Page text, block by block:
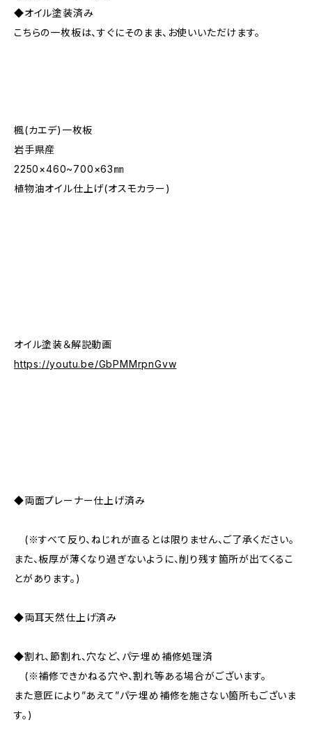
◆オイル塗装済み
こちらの一枚板は、すぐにそのまま、お使いいただけます。
楓(カエデ)一枚板
岩手県産
2250×460~700×63㎜
植物油オイル仕上げ(オスモカラー)
オイル塗装＆解説動画
https://youtu.be/GbPMMrpnGvw
◆両面プレーナー仕上げ済み
(※すべて反り、ねじれが直るとは限りません、ご了承ください。
また、板厚が薄くなり過ぎないように、削り残す箇所が出てくるこ
とがあります。)
◆両耳天然仕上げ済み
◆割れ、節割れ、穴など、パテ埋め補修処理済
(※補修できかねる穴や、割れ等ある場合がございます。
また意匠により”あえて”パテ埋め補修を施さない箇所もございま
す。)